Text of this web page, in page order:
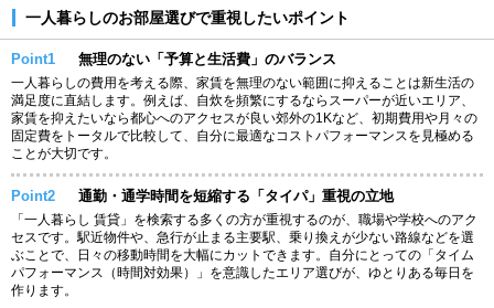
一人暮らしのお部屋選びで重視したいポイント
Point1 無理のない「予算と生活費」のバランス
一人暮らしの費用を考える際、家賃を無理のない範囲に抑えることは新生活の
満足度に直結します。例えば、自炊を頻繁にするならスーパーが近いエリア、
家賃を抑えたいなら都心へのアクセスが良い郊外の1Kなど、初期費用や月々の
固定費をトータルで比較して、自分に最適なコストパフォーマンスを見極める
ことが大切です。
Point2 通勤・通学時間を短縮する「タイパ」重視の立地
「一人暮らし 賃貸」を検索する多くの方が重視するのが、職場や学校へのアク
セスです。駅近物件や、急行が止まる主要駅、乗り換えが少ない路線などを選
ぶことで、日々の移動時間を大幅にカットできます。自分にとっての「タイム
パフォーマンス（時間対効果）」を意識したエリア選びが、ゆとりある毎日を
作ります。